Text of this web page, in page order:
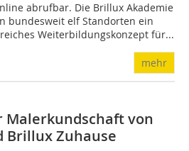
abrufbar. Die Brillux Akademie
bundesweit elf Standorten ein
Weiterbildungskonzept für...
mehr
von
Brillux Zuhause